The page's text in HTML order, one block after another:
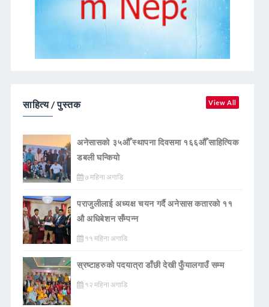
साहित्य / पुस्तक View All
अनेसासको ३५औँ स्थापना दिवसमा १६६औँ साहित्यिक
डबली घन्कियाे
७ महिना अगाडि
पराजुलीलाई अध्यक्ष चयन गर्दै अनेसास कतारको ११
औ अधिबेशन सँम्पन्न
११ महिना अगाडि
स्रष्टाहरुको पदयात्रा डाँछी देखी फुँयालगाउँ सम्म
१२ महिना अगाडि